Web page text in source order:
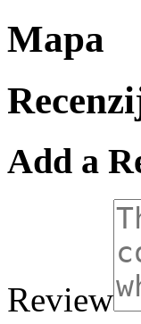
Mapa
Add a
Review